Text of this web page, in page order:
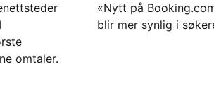
omtaler.
«Nytt på
blir mer synlig i